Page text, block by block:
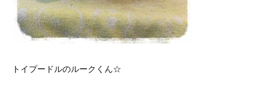
トイプードルのルークくん☆